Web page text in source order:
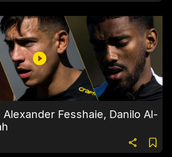
Alexander Fesshaie, Danilo Al-